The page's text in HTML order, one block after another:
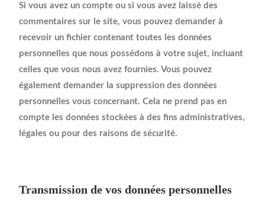
Si vous avez un compte ou si vous avez laissé des
commentaires sur le site, vous pouvez demander à
recevoir un fichier contenant toutes les données
personnelles que nous possédons à votre sujet, incluant
celles que vous nous avez fournies. Vous pouvez
également demander la suppression des données
personnelles vous concernant. Cela ne prend pas en
compte les données stockées à des fins administratives,
légales ou pour des raisons de sécurité.
Transmission de vos données personnelles